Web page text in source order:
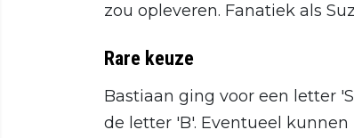
zou opleveren. Fanatiek als
Rare keuze
Bastiaan ging voor een letter
de letter 'B'. Eventueel